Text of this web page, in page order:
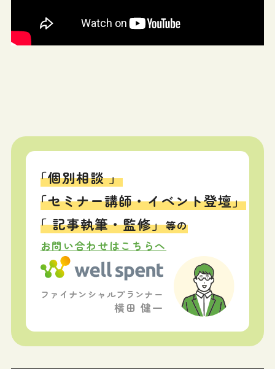
「個別相談 」
「セミナー講師・イベント登壇」
「 記事執筆・監修」等の
お問い合わせはこちらへ
ファイナンシャルプランナー
横田 健一